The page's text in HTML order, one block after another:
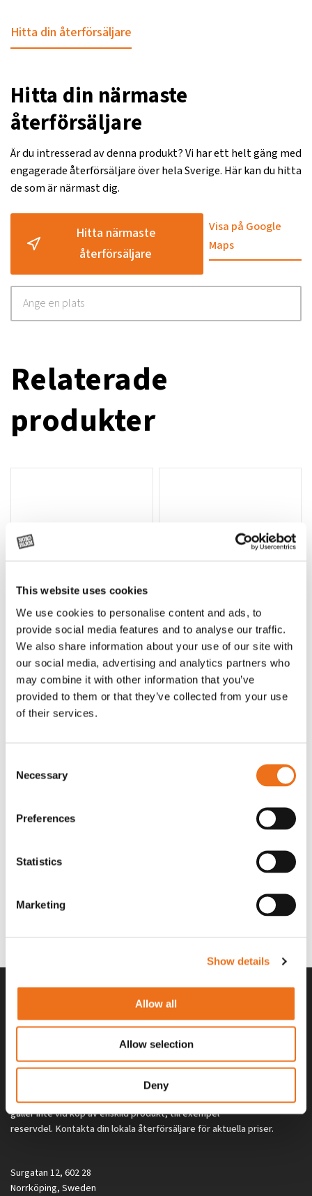
This website uses cookies
We use cookies to personalise content and ads, to
provide social media features and to analyse our traffic.
We also share information about your use of our site with
our social media, advertising and analytics partners who
may combine it with other information that you’ve
provided to them or that they’ve collected from your use
of their services.
Selection
Necessary
Preferences
Statistics
Marketing
Show details
Allow all
Allow selection
Deny
Hitta din återförsäljare
Hitta din närmaste
återförsäljare
Är du intresserad av denna produkt? Vi har ett helt gäng med
engagerade återförsäljare över hela Sverige. Här kan du hitta
de som är närmast dig.
Hitta närmaste
återförsäljare
Visa på Google
Maps
Relaterade
produkter
Lägg till i varukorg
Rotor, komplett med slagor
35 730kr (ex. moms)
Grön truckknapp
530kr (ex. moms)
Lägg till i varukorg
Rotor teeth 8t/6k 0Gr/8 R6/14
Alla priser på tillbehör och tillval gäller vid köp av ny maskin. Priserna
gäller inte vid köp av enskild produkt, till exempel
reservdel. Kontakta din lokala återförsäljare för aktuella priser.
Surgatan 12, 602 28
Norrköping, Sweden